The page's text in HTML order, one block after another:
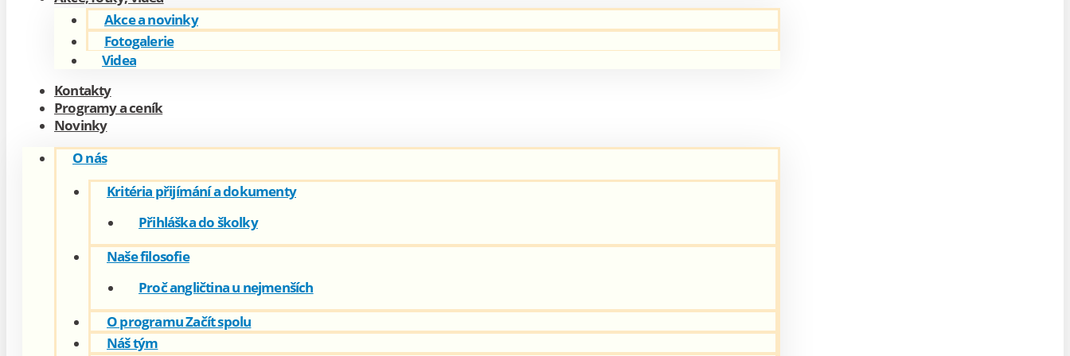
Akce a novinky
Fotogalerie
Videa
Kontakty
Programy a ceník
Novinky
O nás
Kritéria přijímání a dokumenty
Přihláška do školky
Naše filosofie
Proč angličtina u nejmenších
O programu Začít spolu
Náš tým